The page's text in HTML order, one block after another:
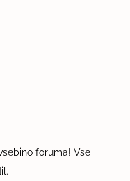
foruma! Vse